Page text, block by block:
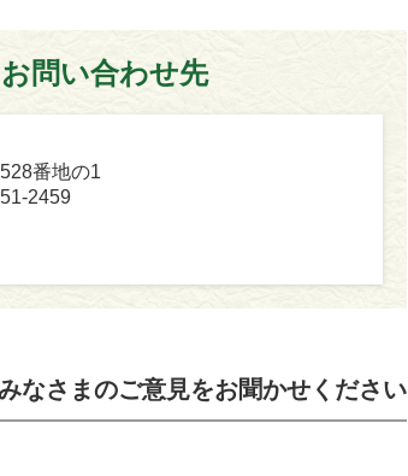
問い合わせ先
番地の1
2459
なさまのご意見をお聞かせください